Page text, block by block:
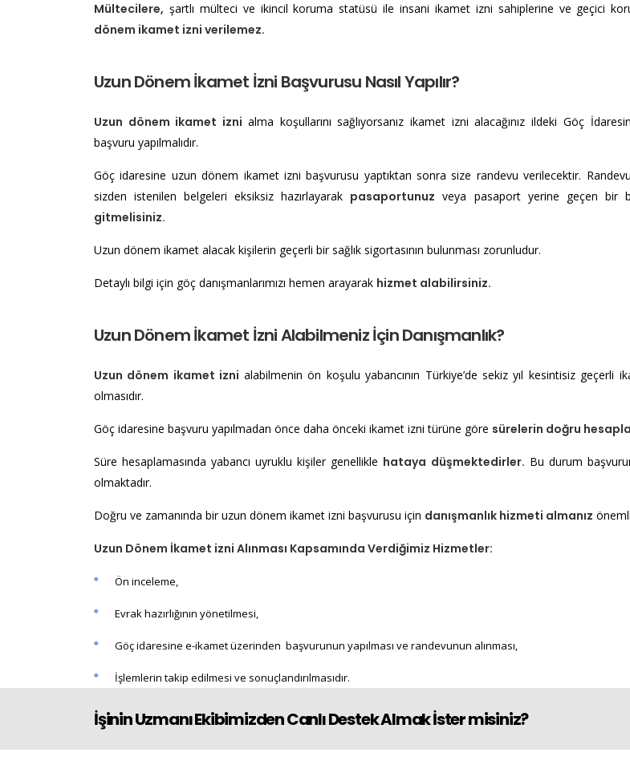
Mültecilere, şartlı mülteci ve ikincil koruma statüsü ile insani ikamet izni sahiplerine ve geçici
dönem ikamet izni verilemez.
Uzun Dönem İkamet İzni Başvurusu Nasıl Yapılır?​
Uzun dönem ikamet izni alma koşullarını sağlıyorsanız ikamet izni alacağınız ildeki Göç
başvuru yapılmalıdır.
Göç idaresine uzun dönem ikamet izni başvurusu yaptıktan sonra size randevu verilecektir.
sizden istenilen belgeleri eksiksiz hazırlayarak pasaportunuz veya pasaport yerine geçen bir
gitmelisiniz.
Uzun dönem ikamet alacak kişilerin geçerli bir sağlık sigortasının bulunması zorunludur.
Detaylı bilgi için göç danışmanlarımızı hemen arayarak hizmet alabilirsiniz.
Uzun Dönem İkamet İzni Alabilmeniz İçin Danışmanlık?​
Uzun dönem ikamet izni alabilmenin ön koşulu yabancının Türkiye’de sekiz yıl kesintisiz geçerli
olmasıdır.
Göç idaresine başvuru yapılmadan önce daha önceki ikamet izni türüne göre sürelerin doğru
Süre hesaplamasında yabancı uyruklu kişiler genellikle hataya düşmektedirler. Bu durum
olmaktadır.
Doğru ve zamanında bir uzun dönem ikamet izni başvurusu için danışmanlık hizmeti almanız
Uzun Dönem İkamet izni Alınması Kapsamında Verdiğimiz Hizmetler:
Ön inceleme,
Evrak hazırlığının yönetilmesi,
Göç idaresine e-ikamet üzerinden başvurunun yapılması ve randevunun alınması,
İşlemlerin takip edilmesi ve sonuçlandırılmasıdır.
İşinin Uzmanı Ekibimizden Canlı Destek Almak İster misiniz?